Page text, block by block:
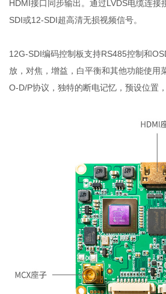
HDMI接口同步输出。通过LVDS电缆连接
SDI或12-SDI超高清无损视频信号。
12G-SDI编码控制板支持RS485控制和
放，对焦，增益，白平衡和其他功能使用
O-D/P协议，独特的断电记忆，预设位置